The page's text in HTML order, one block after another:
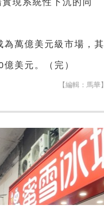
現系統性下沉的同
萬億美元級市場，其
美元。（完）
【編輯：馬華】